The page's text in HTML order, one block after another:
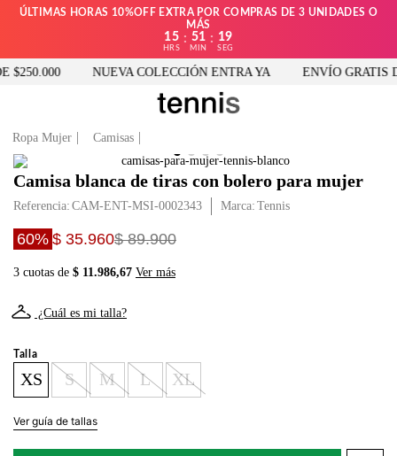
ÚLTIMAS HORAS 10%OFF EXTRA POR COMPRAS DE 3 UNIDADES O
MÁS
15
HRS
: 51
MIN
: 18
SEG
NUEVA COLECCIÓN ENTRA YA ENVÍO GRATIS
Ropa Mujer Camisas
Camisa blanca de tiras con bolero para mujer
Referencia: CAM-ENT-MSI-0002343 Tennis
60% $ 35.960$ 89.900
3 cuotas de $ 11.986,67 Ver más
¿Cuál es mi talla?
Talla
XS S M L XL
Ver guía de tallas